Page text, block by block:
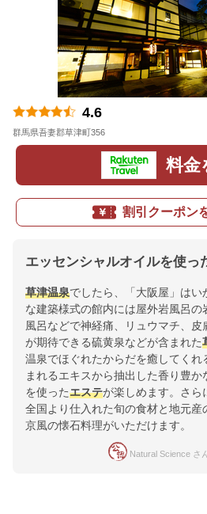
4.6
群馬県吾妻郡草津町356
料金
割引クーポン
エッセンシャルオイルを使っ
草津温泉でしたら、「大阪屋」はい
な建築様式の館内には屋外岩風呂の
風呂などで神経痛、リュウマチ、
が期待できる硫黄泉などが含まれた
温泉でほぐれたからだを癒してくれ
まれるエキスから抽出した香り豊
を使ったエステが楽しめます。さら
全国より仕入れた旬の食材と地元産
京風の懐石料理がいただけます。
Natural Science さ